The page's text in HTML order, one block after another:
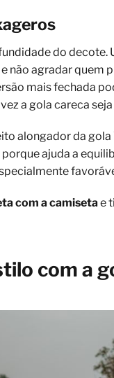
do
não agradar quem
mais fechada
a gola careca
alongador da
ajuda a
com a camisetae
com a